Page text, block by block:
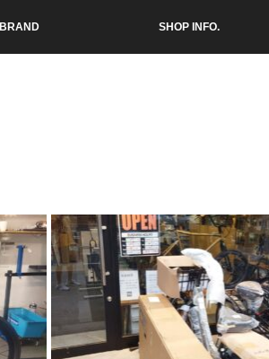
BRAND SHOP INFO.